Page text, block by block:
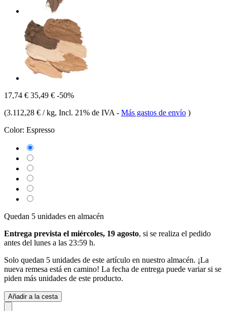
17,74 € 35,49 € -50%
(3.112,28 € / kg, Incl. 21% de IVA - Más gastos de envío )
Color: Espresso
Quedan 5 unidades en almacén
Entrega prevista el miércoles, 19 agosto, si se realiza el pedido
antes del lunes a las 23:59 h.
Solo quedan 5 unidades de este artículo en nuestro almacén. ¡La
nueva remesa está en camino! La fecha de entrega puede variar si se
piden más unidades de este producto.
Añadir a la cesta